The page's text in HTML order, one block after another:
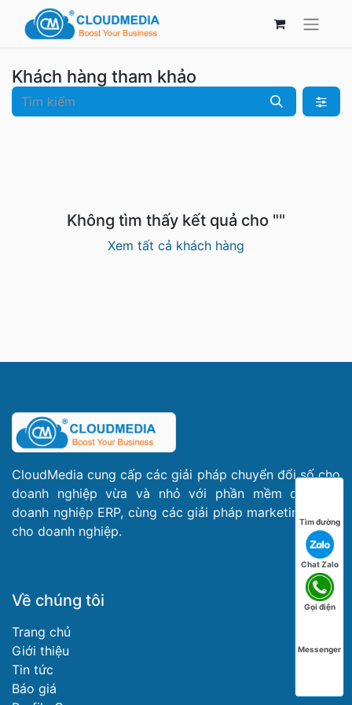
Tìm đường
Chat Zalo
Gọi điện
Messenger
Khách hàng tham khảo
Không tìm thấy kết quả cho ""
Xem tất cả khách hàng
CloudMedia cung cấp các giải pháp chuyển đổi số cho
doanh nghiệp vừa và nhỏ với phần mềm quản trị
doanh nghiệp ERP, cùng các giải pháp marketing dành
cho doanh nghiệp.
Về chúng tôi
Trang chủ
Giới thiệu
Tin tức
Báo giá